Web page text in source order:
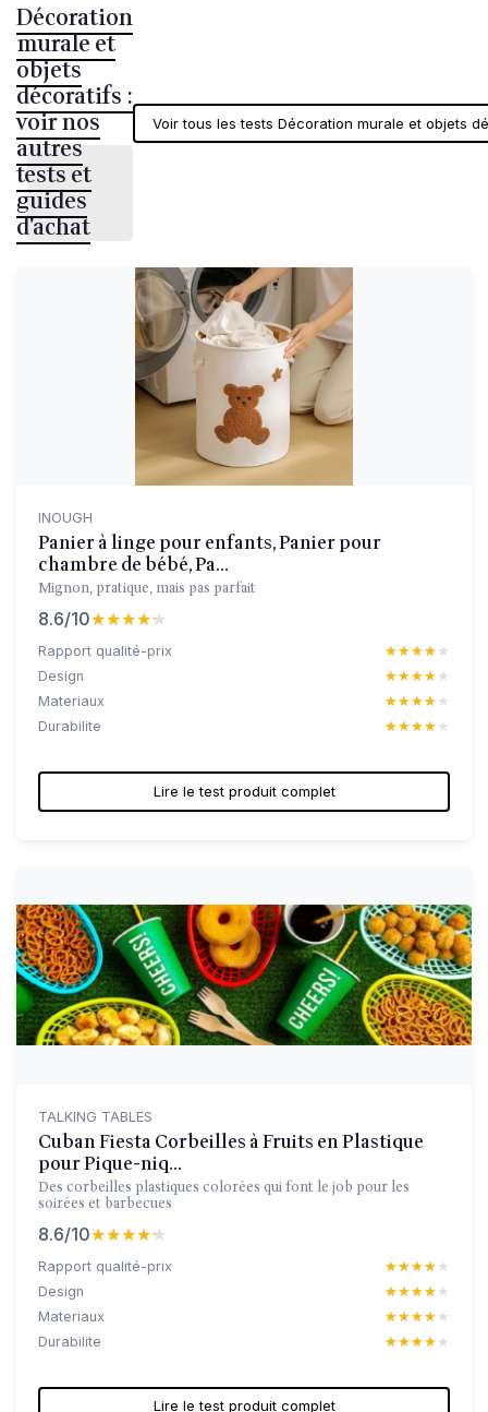
Décoration
murale et
objets
décoratifs :
voir nos
autres
tests et
guides
d'achat
Voir tous les tests Décoration murale et objets
INOUGH
Panier à linge pour enfants, Panier pour
chambre de bébé, Pa...
Mignon, pratique, mais pas parfait
8.6/10★★★★★
★★★★★
Rapport qualité-prix ★★★★★
★★★★★
Design
★★★★★
★★★★★
Materiaux
★★★★★
★★★★★
Durabilite
★★★★★
★★★★★
Lire le test produit complet
TALKING TABLES
Cuban Fiesta Corbeilles à Fruits en Plastique
pour Pique-niq...
Des corbeilles plastiques colorées qui font le job pour les
soirées et barbecues
8.6/10★★★★★
★★★★★
Rapport qualité-prix ★★★★★
★★★★★
Design
★★★★★
★★★★★
Materiaux
★★★★★
★★★★★
Durabilite
★★★★★
★★★★★
Lire le test produit complet